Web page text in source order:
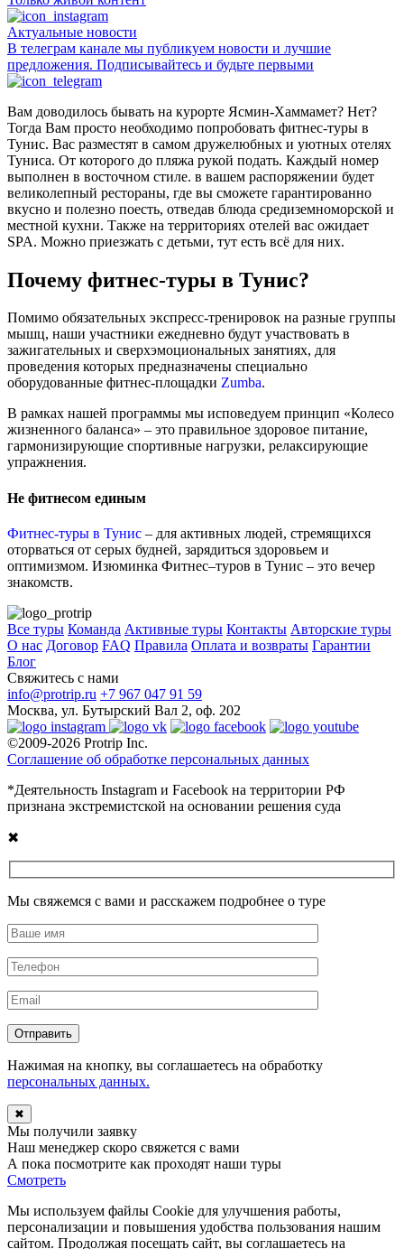
Актуальные новости
В телеграм канале мы публикуем новости и лучшие
предложения. Подписывайтесь и будьте первыми
Вам доводилось бывать на курорте Ясмин-Хаммамет? Нет?
Тогда Вам просто необходимо попробовать фитнес-туры в
Тунис. Вас разместят в самом дружелюбных и уютных отелях
Туниса. От которого до пляжа рукой подать. Каждый номер
выполнен в восточном стиле. в вашем распоряжении будет
великолепный рестораны, где вы сможете гарантированно
вкусно и полезно поесть, отведав блюда средиземноморской и
местной кухни. Также на территориях отелей вас ожидает
SPA. Можно приезжать с детьми, тут есть всё для них.
Почему фитнес-туры в Тунис?
Помимо обязательных экспресс-тренировок на разные группы
мышц, наши участники ежедневно будут участвовать в
зажигательных и сверхэмоциональных занятиях, для
проведения которых предназначены специально
оборудованные фитнес-площадки Zumba.
В рамках нашей программы мы исповедуем принцип «Колесо
жизненного баланса» – это правильное здоровое питание,
гармонизирующие спортивные нагрузки, релаксирующие
упражнения.
Не фитнесом единым
Фитнес-туры в Тунис – для активных людей, стремящихся
оторваться от серых будней, зарядиться здоровьем и
оптимизмом. Изюминка Фитнес–туров в Тунис – это вечер
знакомств.
Все туры Команда Активные туры Контакты Авторские туры
О нас Договор FAQ Правила Оплата и возвраты Гарантии
Блог
Свяжитесь с нами
info@protrip.ru +7 967 047 91 59
Москва, ул. Бутырский Вал 2, оф. 202
©2009-2026 Protrip Inc.
Соглашение об обработке персональных данных
*Деятельность Instagram и Facebook на территории РФ
признана экстремистской на основании решения суда
✖
Мы свяжемся с вами и расскажем подробнее о туре
Отправить
Нажимая на кнопку, вы соглашаетесь на обработку
персональных данных.
✖
Мы получили заявку
Наш менеджер скоро свяжется с вами
А пока посмотрите как проходят наши туры
Смотреть
Мы используем файлы Cookie для улучшения работы,
персонализации и повышения удобства пользования нашим
сайтом. Продолжая посещать сайт, вы соглашаетесь на